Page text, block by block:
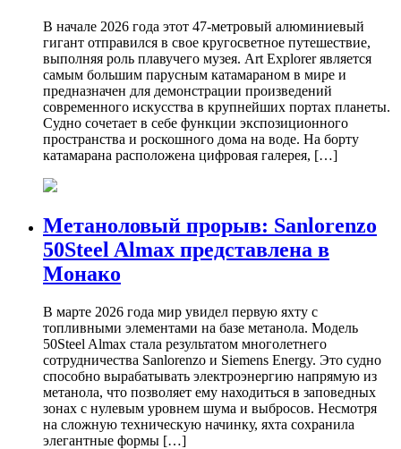
В начале 2026 года этот 47-метровый алюминиевый
гигант отправился в свое кругосветное путешествие,
выполняя роль плавучего музея. Art Explorer является
самым большим парусным катамараном в мире и
предназначен для демонстрации произведений
современного искусства в крупнейших портах планеты.
Судно сочетает в себе функции экспозиционного
пространства и роскошного дома на воде. На борту
катамарана расположена цифровая галерея, […]
Метаноловый прорыв: Sanlorenzo
50Steel Almax представлена в
Монако
В марте 2026 года мир увидел первую яхту с
топливными элементами на базе метанола. Модель
50Steel Almax стала результатом многолетнего
сотрудничества Sanlorenzo и Siemens Energy. Это судно
способно вырабатывать электроэнергию напрямую из
метанола, что позволяет ему находиться в заповедных
зонах с нулевым уровнем шума и выбросов. Несмотря
на сложную техническую начинку, яхта сохранила
элегантные формы […]